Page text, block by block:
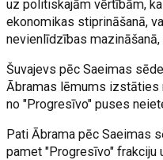
uz politiskajām vērtībām,
ekonomikas stiprināšanā,
nevienlīdzības mazināšanā,
Šuvajevs pēc Saeimas
Ābramas lēmums izstāties
no "Progresīvo" puses
Pati Ābrama pēc Saeimas
pamet "Progresīvo" frakciju